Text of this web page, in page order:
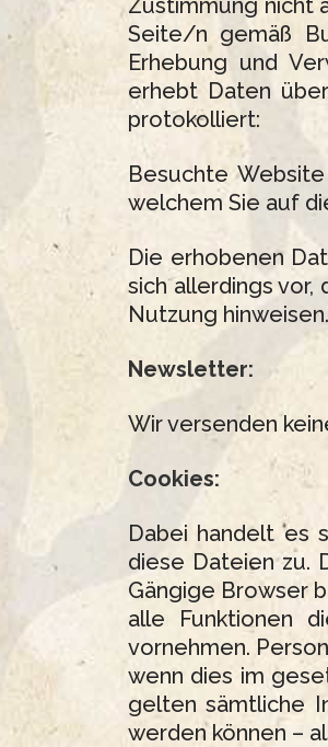
Zustimmung nicht
Seite/n gemäß
Erhebung und
erhebt Daten
protokolliert:
Besuchte
welchem Sie auf
Die erhobenen
sich allerdings
Nutzung hinweisen.
Newsletter:
Wir versenden
Cookies:
Dabei handelt es
diese Dateien zu.
Gängige Browser
alle Funktionen
vornehmen.
wenn dies im
gelten sämtliche
werden können –